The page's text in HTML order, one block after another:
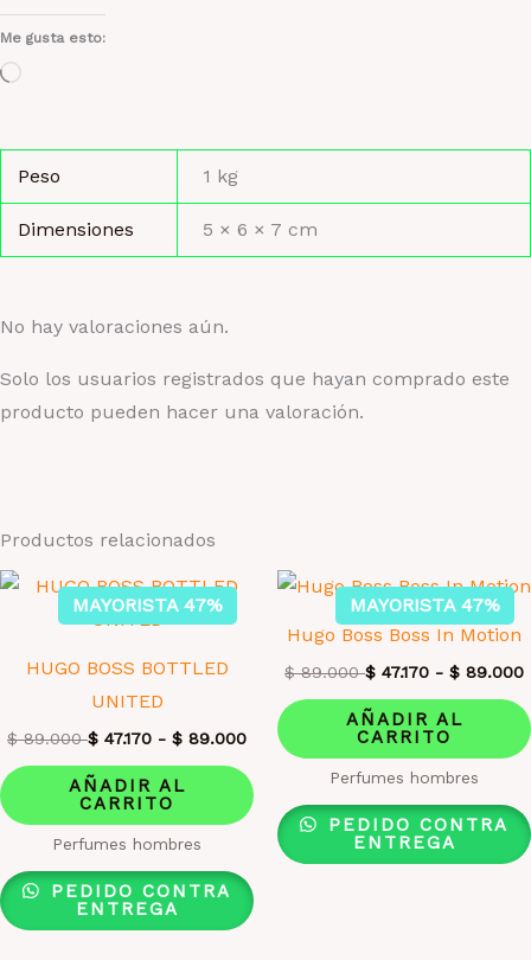
Me gusta esto:
Cargando...
Peso 1 kg
Dimensiones 5 × 6 × 7 cm
No hay valoraciones aún.
Solo los usuarios registrados que hayan comprado este
producto pueden hacer una valoración.
Productos relacionados
MAYORISTA 47%
HUGO BOSS BOTTLED
UNITED
$89.000 $ 47.170 - $ 89.000
AÑADIR AL
CARRITO
Perfumes hombres
PEDIDO CONTRA
ENTREGA
MAYORISTA 47%
Hugo Boss Boss In Motion
$89.000 $ 47.170 - $ 89.000
AÑADIR AL
CARRITO
Perfumes hombres
PEDIDO CONTRA
ENTREGA